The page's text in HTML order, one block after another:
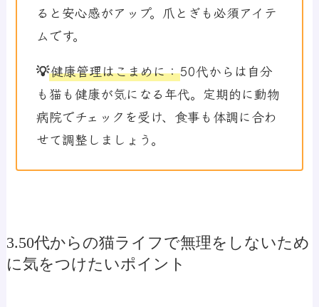
ると安心感がアップ。爪とぎも必須アイテ
ムです。
💡健康管理はこまめに：50代からは自分
も猫も健康が気になる年代。定期的に動物
病院でチェックを受け、食事も体調に合わ
せて調整しましょう。
3.50代からの猫ライフで無理をしないため
に気をつけたいポイント